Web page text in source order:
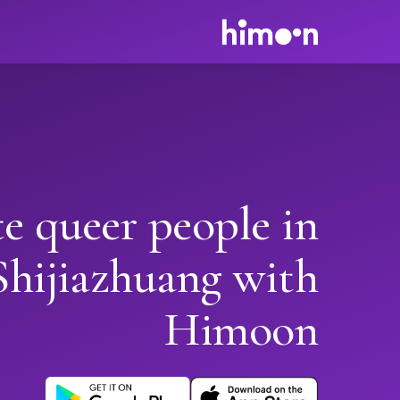
queer people in
with
Himoon